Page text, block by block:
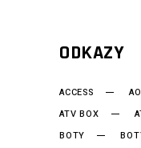
ODKAZY
ACCESS
ATV BOX
BOTY